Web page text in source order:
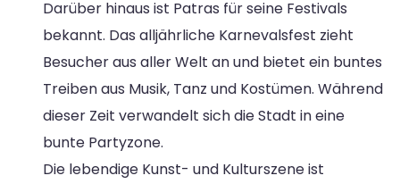
Darüber hinaus ist Patras für seine Festivals
bekannt. Das alljährliche Karnevalsfest zieht
Besucher aus aller Welt an und bietet ein buntes
Treiben aus Musik, Tanz und Kostümen. Während
dieser Zeit verwandelt sich die Stadt in eine
bunte Partyzone.
Die lebendige Kunst- und Kulturszene ist